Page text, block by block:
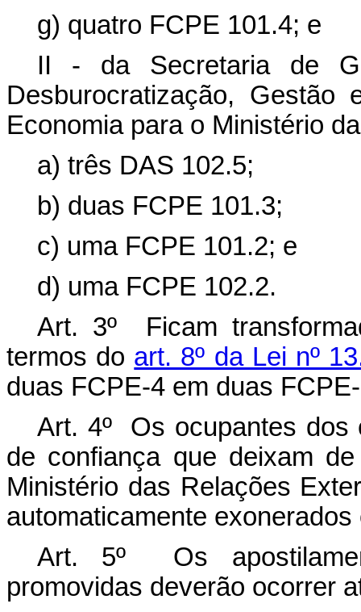
g) quatro FCPE 101.4; e
II - da Secretaria de
Desburocratização,
Economia para o Ministério
a) três DAS 102.5;
b) duas FCPE 101.3;
c) uma FCPE 101.2; e
d) uma FCPE 102.2.
Art. 3º Ficam
termos do art. 8º da Lei nº
duas FCPE-4 em duas
Art. 4º Os ocupantes dos
de confiança que deixam
Ministério das Relações
automaticamente
Art. 5º Os
promovidas deverão ocorrer